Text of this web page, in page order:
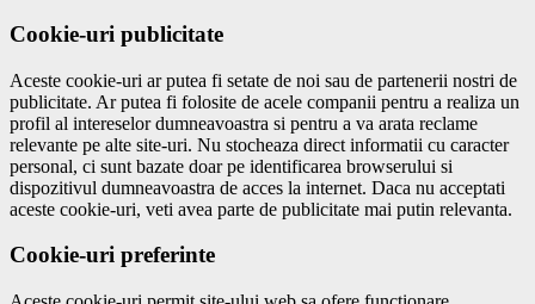
Cookie-uri publicitate
Aceste cookie-uri ar putea fi setate de noi sau de partenerii nostri de
publicitate. Ar putea fi folosite de acele companii pentru a realiza un
profil al intereselor dumneavoastra si pentru a va arata reclame
relevante pe alte site-uri. Nu stocheaza direct informatii cu caracter
personal, ci sunt bazate doar pe identificarea browserului si
dispozitivul dumneavoastra de acces la internet. Daca nu acceptati
aceste cookie-uri, veti avea parte de publicitate mai putin relevanta.
Cookie-uri preferinte